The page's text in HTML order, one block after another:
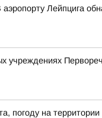
Лейпцига
учреждениях
погоду на